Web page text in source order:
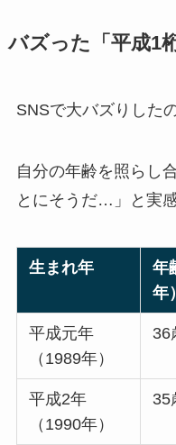
バズった「平成1
SNSで大バズりした
自分の年齢を照らし
とにそうだ…」と実
生まれ年
年
年）
平成元年
（1989年）
36
平成2年
（1990年）
35